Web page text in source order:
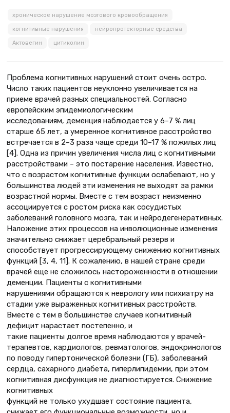
хроническое нарушение мозгового кровообращения
когнитивные нарушения нейропротекторные средства
Актовегин цитиколин
Проблема когнитивных нарушений стоит очень остро.
Число таких пациентов неуклонно увеличивается на
приеме врачей разных специальностей. Согласно
европейским эпидемиологическим
исследованиям, деменция наблюдается у 6–7 % лиц
старше 65 лет, а умеренное когнитивное расстройство
встречается в 2–3 раза чаще среди 10–17 % пожилых лиц
[4]. Одна из причин увеличения числа лиц с когнитивными
расстройствами – это постарение населения. Известно,
что с возрастом когнитивные функции ослабевают, но у
большинства людей эти изменения не выходят за рамки
возрастной нормы. Вместе с тем возраст неизменно
ассоциируется с ростом риска как сосудистых
заболеваний головного мозга, так и нейродегенеративных.
Наложение этих процессов на инволюционные изменения
значительно снижает церебральный резерв и
способствует прогрессирующему снижению когнитивных
функций [3, 4, 11]. К сожалению, в нашей стране среди
врачей еще не сложилось настороженности в отношении
деменции. Пациенты с когнитивными
нарушениями обращаются к неврологу или психиатру на
стадии уже выраженных когнитивных расстройств.
Вместе с тем в большинстве случаев когнитивный
дефицит нарастает постепенно, и
такие пациенты долгое время наблюдаются у врачей-
терапевтов, кардиологов, ревматологов, эндокринологов
по поводу гипертонической болезни (ГБ), заболеваний
сердца, сахарного диабета, гиперлипидемии, при этом
когнитивная дисфункция не диагностируется. Снижение
когнитивных
функций не только ухудшает состояние пациента,